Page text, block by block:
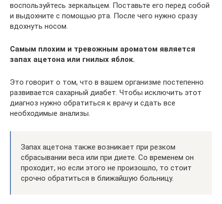
воспользуйтесь зеркальцем. Поставьте его перед собой
и выдохните с помощью рта. После чего нужно сразу
вдохнуть носом.
Самым плохим и тревожным ароматом является
запах ацетона или гнилых яблок.
Это говорит о том, что в вашем организме постепенно
развивается сахарный диабет. Чтобы исключить этот
диагноз нужно обратиться к врачу и сдать все
необходимые анализы.
Запах ацетона также возникает при резком
сбрасывании веса или при диете. Со временем он
проходит, но если этого не произошло, то стоит
срочно обратиться в ближайшую больницу.